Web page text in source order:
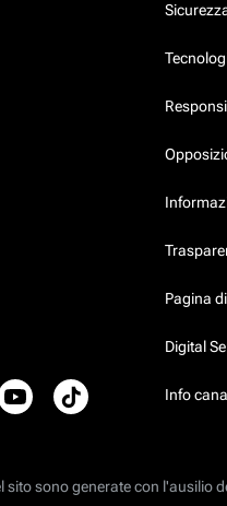
Pagina
Digital
Info
sito sono generate con l'ausilio